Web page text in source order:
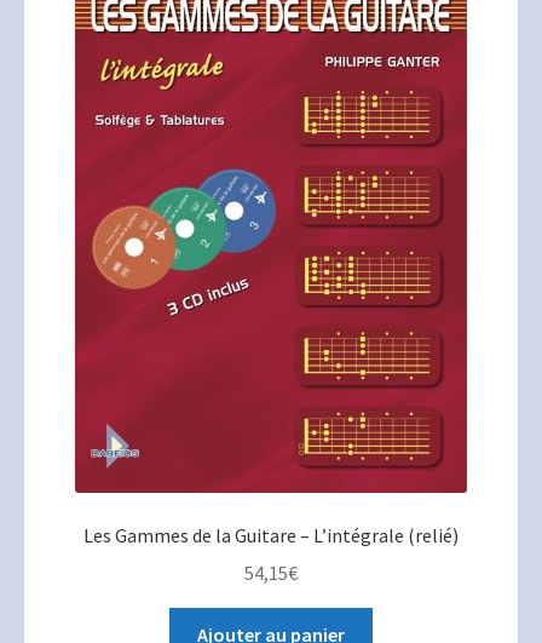
Les Gammes de la Guitare – L’intégrale (relié)
54,15€
Ajouter au panier